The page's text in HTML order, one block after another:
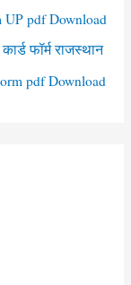
UP pdf Download
फॉर्म राजस्थान
pdf Download